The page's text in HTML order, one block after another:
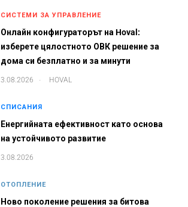
СИСТЕМИ ЗА УПРАВЛЕНИЕ
Онлайн конфигураторът на Hoval:
изберете цялостното ОВК решение за
дома си безплатно и за минути
3.08.2026 HOVAL
СПИСАНИЯ
Енергийната ефективност като основа
на устойчивото развитие
3.08.2026
ОТОПЛЕНИЕ
Ново поколение решения за битова